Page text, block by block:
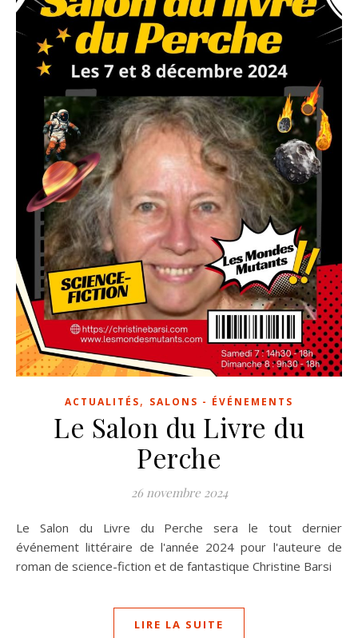
ACTUALITÉS, SALONS - ÉVÉNEMENTS
Le Salon du Livre du
Perche
26 novembre 2024
Le Salon du Livre du Perche sera le tout dernier
événement littéraire de l'année 2024 pour l'auteure de
roman de science-fiction et de fantastique Christine Barsi
LIRE LA SUITE